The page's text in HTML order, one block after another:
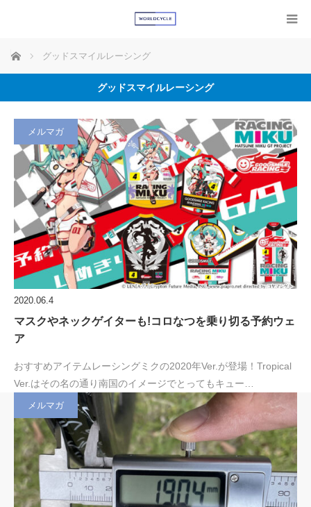
ホーム グッドスマイルレーシング
グッドスマイルレーシング
メルマガ
2020.06.4
マスクやネックゲイターも!コロなつを乗り切る予約ウェ
ア
おすすめアイテムレーシングミクの2020年Ver.が登場！Tropical
Ver.はその名の通り南国のイメージでとってもキュー…
メルマガ